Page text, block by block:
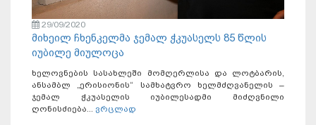
29/09/2020
მიხეილ ჩხენკელმა ჯემალ ჭკუასელს 85 წლის
იუბილე მიულოცა
ხელოვნების სასახლეში მომღერლისა და ლოტბარის,
ანსამბლ „ერისიონის“ სამხატვრო ხელმძღვანელის –
ჯემალ ჭკუასელის იუბილესადმი მიძღვნილი
ღონისძიება... ვრცლად